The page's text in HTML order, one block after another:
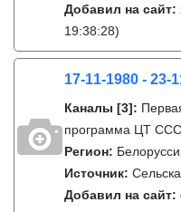
Добавил на сайт:
19:38:28)
17-11-1980 - 23-
Каналы [3]:
программа ЦТ
Регион:
Источник:
Добавил на сайт: